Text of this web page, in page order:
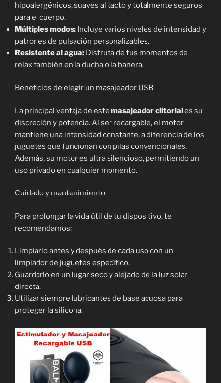
hipoalergénicos, suaves al tacto y totalmente seguros
para el cuerpo.
Múltiples modos: Incluye varios niveles de intensidad y
patrones de pulsación personalizables.
Resistente al agua: Disfruta de tus momentos de
relax también en la ducha o la bañera.
Beneficios de elegir un masajeador USB
La principal ventaja de este masajeador clitoriales su
discreción y potencia. Al ser recargable, el motor
mantiene una intensidad constante, a diferencia de los
juguetes que funcionan con pilas convencionales.
Además, su motor es ultra silencioso, permitiendo un
uso privado en cualquier momento.
Cuidado y mantenimiento
Para prolongar la vida útil de tu dispositivo, te
recomendamos:
Limpiarlo antes y después de cada uso con un
limpiador de juguetes específico.
Guardarlo en un lugar seco y alejado de la luz solar
directa.
Utilizar siempre lubricantes de base acuosa para
proteger la silicona.